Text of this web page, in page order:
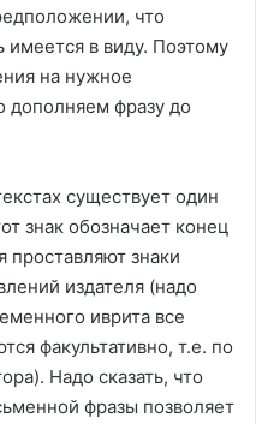
что
имеется в виду. Поэтому
на нужное
дополняем фразу до
существует один
знак обозначает конец
знаки
издателя (надо
иврита все
факультативно, т.е. по
Надо сказать, что
фразы позволяет